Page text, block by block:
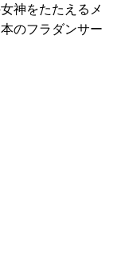
神をたたえるメ
のフラダンサー